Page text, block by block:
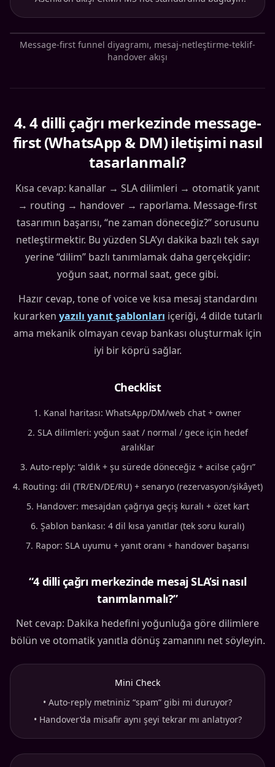
Message-first funnel diyagramı, mesaj-netleştirme-teklif-
handover akışı
4.4 dilli çağrı merkezinde message-
first (WhatsApp & DM) iletişimi nasıl
tasarlanmalı?
Kısa cevap: kanallar → SLA dilimleri → otomatik yanıt
→ routing → handover → raporlama. Message-first
tasarımın başarısı, “ne zaman döneceğiz?” sorusunu
netleştirmektir. Bu yüzden SLA’yı dakika bazlı tek sayı
yerine “dilim” bazlı tanımlamak daha gerçekçidir:
yoğun saat, normal saat, gece gibi.
Hazır cevap, tone of voice ve kısa mesaj standardını
kurarken yazılı yanıt şablonları içeriği, 4 dilde tutarlı
ama mekanik olmayan cevap bankası oluşturmak için
iyi bir köprü sağlar.
Checklist
Kanal haritası: WhatsApp/DM/web chat + owner
SLA dilimleri: yoğun saat / normal / gece için hedef
aralıklar
Auto-reply: “aldık + şu sürede döneceğiz + acilse çağrı”
Routing: dil (TR/EN/DE/RU) + senaryo (rezervasyon/şikâyet)
Handover: mesajdan çağrıya geçiş kuralı + özet kart
Şablon bankası: 4 dil kısa yanıtlar (tek soru kuralı)
Rapor: SLA uyumu + yanıt oranı + handover başarısı
“4 dilli çağrı merkezinde mesaj SLA’si nasıl
tanımlanmalı?”
Net cevap: Dakika hedefini yoğunluğa göre dilimlere
bölün ve otomatik yanıtla dönüş zamanını net söyleyin.
Mini Check
• Auto-reply metniniz “spam” gibi mi duruyor?
• Handover’da misafir aynı şeyi tekrar mı anlatıyor?